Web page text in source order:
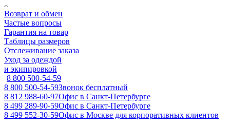
Возврат и обмен
Частые вопросы
Гарантия на товар
Таблицы размеров
Отслеживание заказа
Уход за одеждой
и экипировкой
8 800 500-54-59
8 800 500-54-59Звонок бесплатный
8 812 988-60-97Офис в Санкт-Петербурге
8 499 289-90-59Офис в Санкт-Петербурге
8 499 552-30-59Офис в Москве для корпоративных клиентов